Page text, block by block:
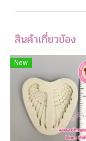
สินค้าเกี่ยวข้อง
New